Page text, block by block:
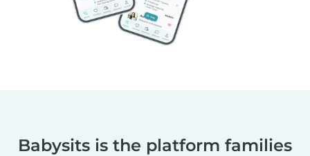
Babysits is the platform families